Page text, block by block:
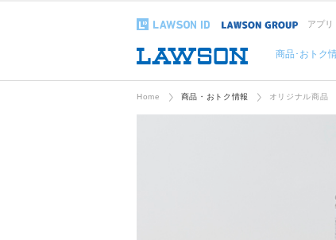
アプリ
商品･おトク
Home 商品・おトク情報 オリジナル商品